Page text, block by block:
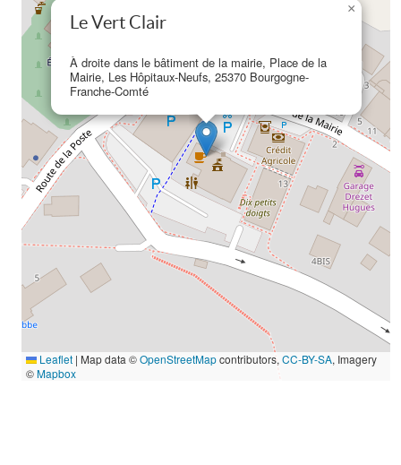
Le Vert Clair
À droite dans le bâtiment de la mairie, Place de la
Mairie, Les Hôpitaux-Neufs, 25370 Bourgogne-
Franche-Comté
×
Leaflet | Map data ©OpenStreetMapcontributors, CC-BY-SA, Imagery
©Mapbox